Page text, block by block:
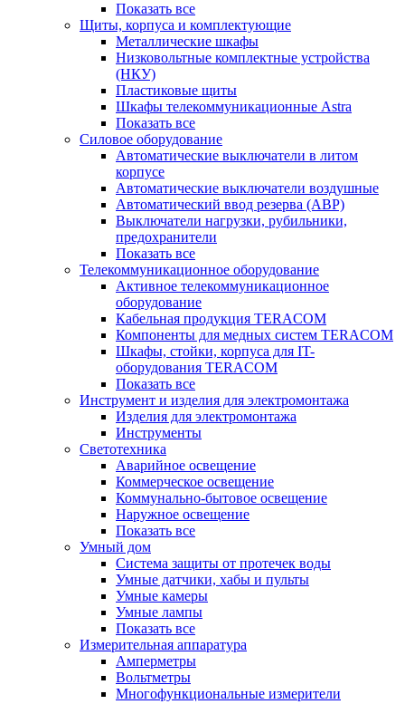
Показать все
Щиты, корпуса и комплектующие
Металлические шкафы
Низковольтные комплектные устройства
(НКУ)
Пластиковые щиты
Шкафы телекоммуникационные Astra
Показать все
Силовое оборудование
Автоматические выключатели в литом
корпусе
Автоматические выключатели воздушные
Автоматический ввод резерва (АВР)
Выключатели нагрузки, рубильники,
предохранители
Показать все
Телекоммуникационное оборудование
Активное телекоммуникационное
оборудование
Кабельная продукция TERACOM
Компоненты для медных систем TERACOM
Шкафы, стойки, корпуса для IT-
оборудования TERACOM
Показать все
Инструмент и изделия для электромонтажа
Изделия для электромонтажа
Инструменты
Светотехника
Аварийное освещение
Коммерческое освещение
Коммунально-бытовое освещение
Наружное освещение
Показать все
Умный дом
Система защиты от протечек воды
Умные датчики, хабы и пульты
Умные камеры
Умные лампы
Показать все
Измерительная аппаратура
Амперметры
Вольтметры
Многофункциональные измерители